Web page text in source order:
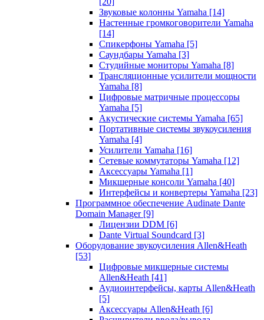
Звуковые колонны Yamaha [14]
Настенные громкоговорители Yamaha
[14]
Спикерфоны Yamaha [5]
Саундбары Yamaha [3]
Студийные мониторы Yamaha [8]
Трансляционные усилители мощности
Yamaha [8]
Цифровые матричные процессоры
Yamaha [5]
Акустические системы Yamaha [65]
Портативные системы звукоусиления
Yamaha [4]
Усилители Yamaha [16]
Сетевые коммутаторы Yamaha [12]
Аксессуары Yamaha [1]
Микшерные консоли Yamaha [40]
Интерфейсы и конвертеры Yamaha [23]
Программное обеспечение Audinate Dante
Domain Manager [9]
Лицензии DDM [6]
Dante Virtual Soundcard [3]
Оборудование звукоусиления Allen&Heath
[53]
Цифровые микшерные системы
Allen&Heath [41]
Аудиоинтерфейсы, карты Allen&Heath
[5]
Аксессуары Allen&Heath [6]